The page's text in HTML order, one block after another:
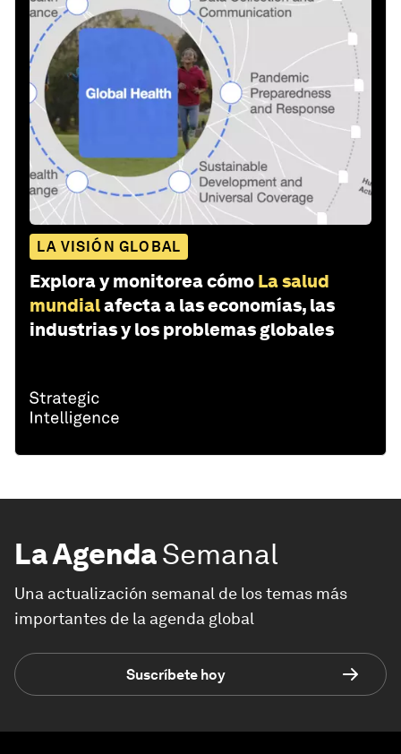
LA VISIÓN GLOBAL
Explora y monitorea cómo La salud
mundialafecta a las economías, las
industrias y los problemas globales
La AgendaSemanal
Una actualización semanal de los temas más
importantes de la agenda global
Suscríbete hoy